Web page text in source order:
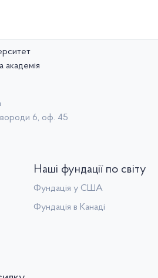
академія
6, оф. 45
Наші фундації по світу
Фундація у США
Фундація в Канаді